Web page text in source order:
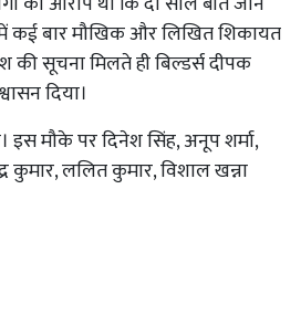
में कई बार मौखिक और लिखित शिकायत
की सूचना मिलते ही बिल्डर्स दीपक
दिया।
इस मौके पर दिनेश सिंह, अनूप शर्मा,
ललित कुमार, विशाल खन्ना